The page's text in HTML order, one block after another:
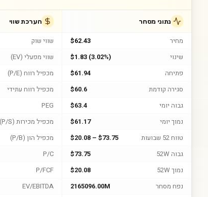
נתוני מסחר
מחיר
$62.43
שינוי
$1.83 (3.02%)
פתיחה
$61.94
סגירה קודמת
$60.6
גבוה יומי
$63.4
נמוך יומי
$61.17
טווח 52 שבועות
$20.08 – $73.75
גבוה 52W
$73.75
נמוך 52W
$20.08
נפח מסחר
2165096.00M
הערכת שווי
שווי שוק
שווי מפעלי (EV)
מכפיל רווח (P/E)
מכפיל רווח עתידי
PEG
מכפיל מכירות (P/S)
מכפיל הון (P/B)
P/C
P/FCF
EV/EBITDA